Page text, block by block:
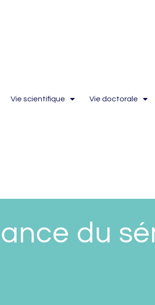
Vie scientifique Vie doctorale
du